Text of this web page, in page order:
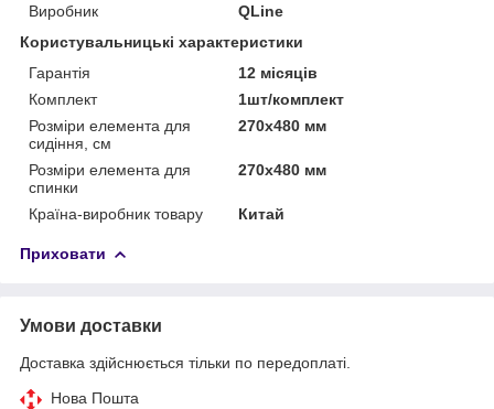
Виробник
QLine
Користувальницькі характеристики
Гарантія
12 місяців
Комплект
1шт/комплект
Розміри елемента для
сидіння, см
270x480 мм
Розміри елемента для
спинки
270x480 мм
Країна-виробник товару Китай
Приховати
Умови доставки
Доставка здійснюється тільки по передоплаті.
Нова Пошта